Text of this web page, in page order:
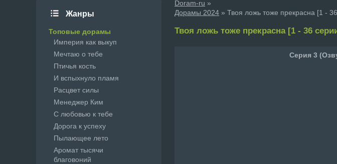
Doram-ru »
Дорамы 2024 » Твоя ложь тоже прекрасна [1 -
Твоя ложь тоже прекрасна [1 - 36
Серия 3
Жанры
Топовые дорамы
Империя как выкуп
Мечтаю о тебе
Птичья кость
И вспыхнуло пламя
Расцвет силы
Менеджер Ким
С любовью к тебе
Дорога к успеху
Пылающее лето
Аромат тысячи
благовоний